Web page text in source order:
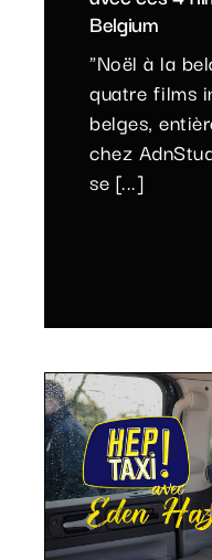
Belgium
"Noël à la
quatre films
belges,
chez
se [...]